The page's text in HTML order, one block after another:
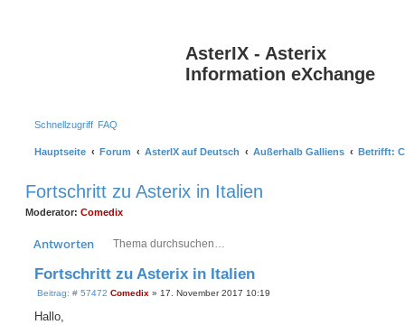
AsterIX - Asterix
Information eXchange
Schnellzugriff FAQ
Hauptseite Forum AsterIX auf Deutsch Außerhalb Galliens Betrifft:
Fortschritt zu Asterix in Italien
Moderator: Comedix
Antworten
Fortschritt zu Asterix in Italien
Beitrag: # 57472 BComedix » 17. November 2017 10:19
Hallo,